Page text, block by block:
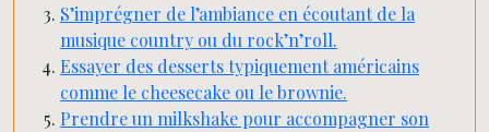
S’imprégner de l’ambiance en écoutant de la
musique country ou du rock’n’roll.
Essayer des desserts typiquement américains
comme le cheesecake ou le brownie.
Prendre un milkshake pour accompagner son